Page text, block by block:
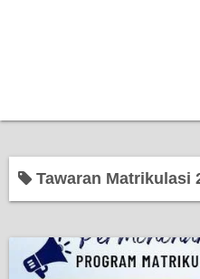
Tawaran Matrikulasi